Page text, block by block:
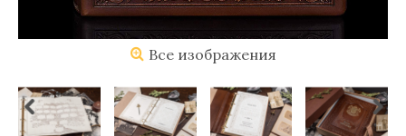
Все изображения